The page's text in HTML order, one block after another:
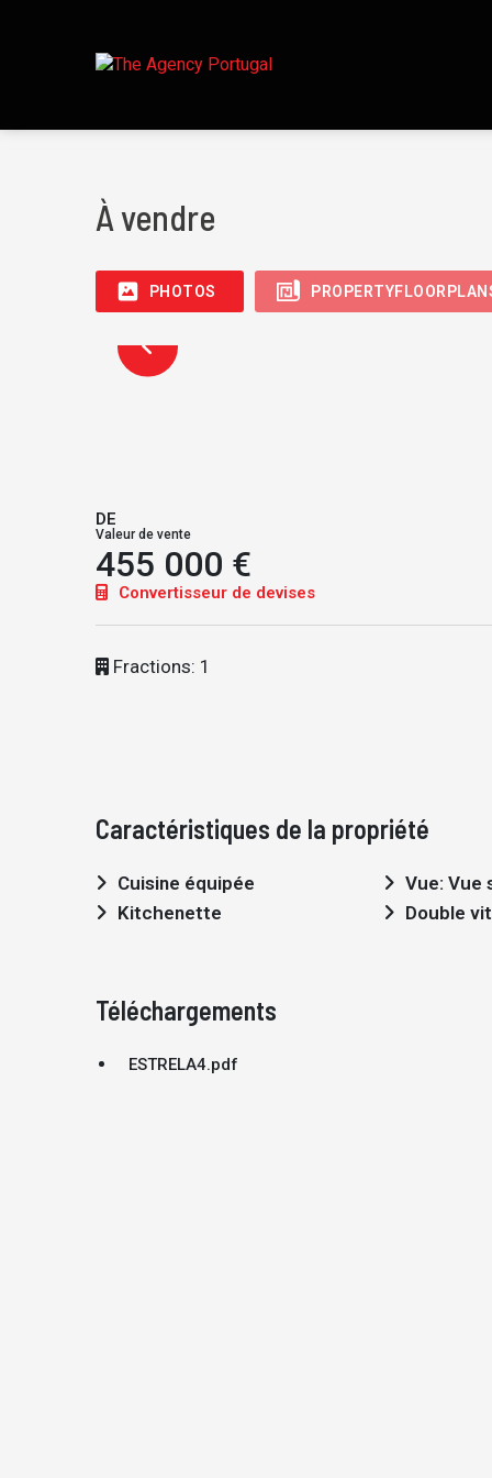
À vendre
PHOTOS
DE
Valeur de vente
455 000 €
Convertisseur de devises
Fractions: 1
Caractéristiques de la propriété
Cuisine équipée
Kitchenette
Vue: Vue
Double
Téléchargements
ESTRELA4.pdf